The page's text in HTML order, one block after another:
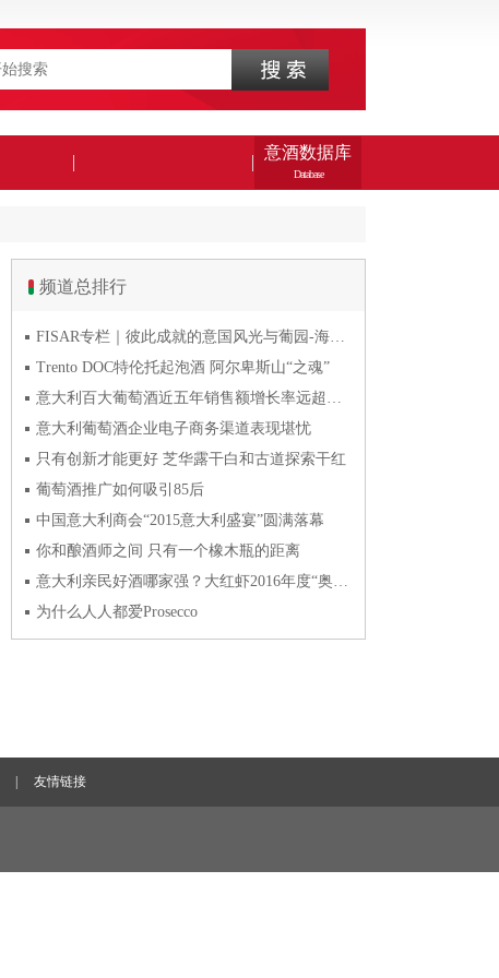
意酒数据库
Database
频道总排行
FISAR专栏｜彼此成就的意国风光与葡园-海风与火山淬炼的潘
Trento DOC特伦托起泡酒 阿尔卑斯山“之魂”
意大利百大葡萄酒近五年销售额增长率远超波尔多五百大葡萄酒
意大利葡萄酒企业电子商务渠道表现堪忧
只有创新才能更好 芝华露干白和古道探索干红
葡萄酒推广如何吸引85后
中国意大利商会“2015意大利盛宴”圆满落幕
你和酿酒师之间 只有一个橡木瓶的距离
意大利亲民好酒哪家强？大红虾2016年度“奥斯卡”奖发布
为什么人人都爱Prosecco
友情链接